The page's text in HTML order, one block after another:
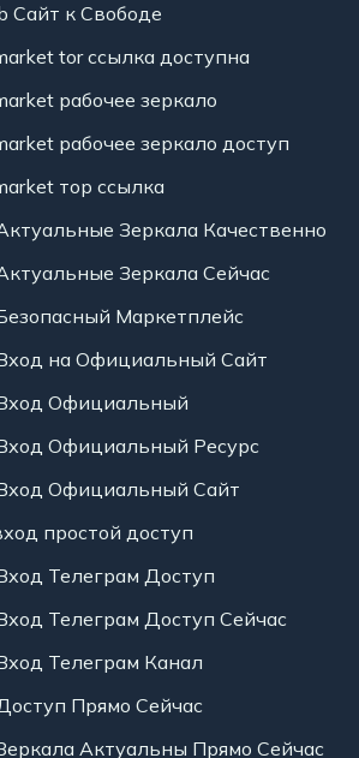
Сайт к Свободе
tor ссылка доступна
рабочее зеркало
рабочее зеркало доступ
тор ссылка
Зеркала Качественно
Зеркала Сейчас
Маркетплейс
на Официальный Сайт
Официальный
Официальный Ресурс
Официальный Сайт
простой доступ
Телеграм Доступ
Телеграм Доступ Сейчас
Телеграм Канал
Прямо Сейчас
Актуальны Прямо Сейчас